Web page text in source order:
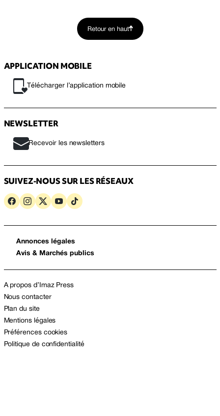
Retour en haut
APPLICATION MOBILE
Télécharger l’application mobile
NEWSLETTER
Recevoir les newsletters
SUIVEZ-NOUS SUR LES RÉSEAUX
Annonces légales
Avis & Marchés publics
A propos d’Imaz Press
Nous contacter
Plan du site
Mentions légales
Préférences cookies
Politique de confidentialité